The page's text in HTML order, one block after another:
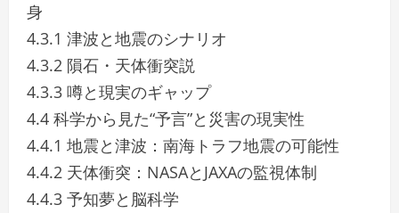
身
4.3.1 津波と地震のシナリオ
4.3.2 隕石・天体衝突説
4.3.3 噂と現実のギャップ
4.4 科学から見た“予言”と災害の現実性
4.4.1 地震と津波：南海トラフ地震の可能性
4.4.2 天体衝突：NASAとJAXAの監視体制
4.4.3 予知夢と脳科学